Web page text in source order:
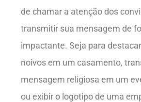
de chamar a atenção dos
transmitir sua mensagem de
impactante. Seja para
noivos em um casamento,
mensagem religiosa em um
ou exibir o logotipo de uma